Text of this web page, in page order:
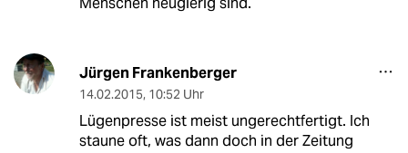
Jürgen Frankenberger
14.02.2015, 10:52 Uhr
Lügenpresse ist meist ungerechtfertigt. Ich
staune oft, was dann doch in der Zeitung